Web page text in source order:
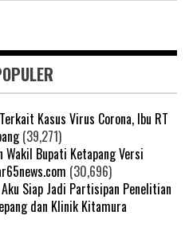
Kasus Virus Corona, Ibu RT
(39,271)
Wakil Bupati Ketapang Versi
(30,696)
Siap Jadi Partisipan Penelitian
dan Klinik Kitamura